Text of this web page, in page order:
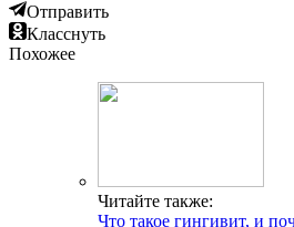
Отправить
Класснуть
Похожее
Читайте также:
Что такое гингивит, и